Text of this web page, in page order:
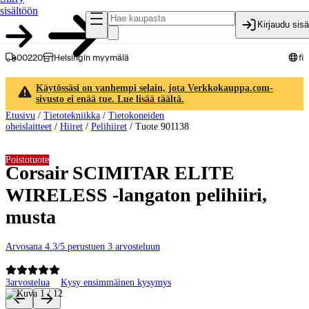
sisältöön
Kirjaudu
00220 Helsingin myymälä fi
Käytössäsi on vanhempi selain, jota Verkkokauppa.com-
sivusto ei enää tue. Lue lisää täältä.
Etusivu / Tietotekniikka / Tietokoneiden
oheislaitteet / Hiiret / Pelihiiret / Tuote 901138
Corsair SCIMITAR ELITE
WIRELESS -langaton pelihiiri,
musta
Arvosana 4.3/5 perustuen 3 arvosteluun
3arvostelua Kysy ensimmäinen kysymys
Poistotuote